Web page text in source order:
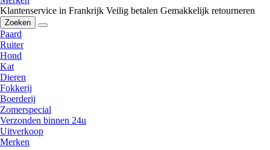
Klantenservice in Frankrijk Veilig betalen Gemakkelijk retourneren
Zoeken
Paard
Ruiter
Hond
Kat
Dieren
Fokkerij
Boerderij
Zomerspecial
Verzonden binnen 24u
Uitverkoop
Merken